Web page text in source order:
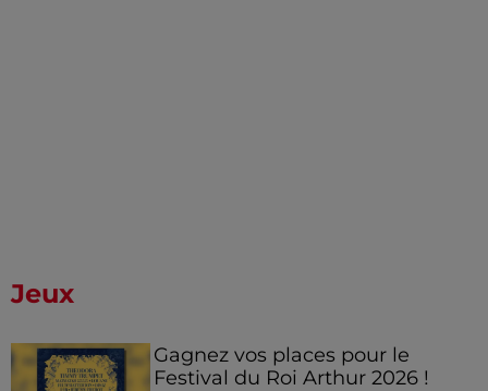
Jeux
Gagnez vos places pour le
Festival du Roi Arthur 2026 !